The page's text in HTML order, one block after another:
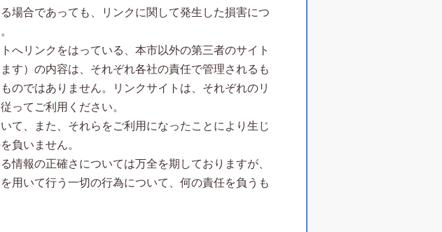
場合であっても、リンクに関して発生した損害につ
へリンクをはっている、本市以外の第三者のサイト
す）の内容は、それぞれ各社の責任で管理されるも
のではありません。リンクサイトは、それぞれのリ
ってご利用ください。
て、また、それらをご利用になったことにより生じ
負いません。
情報の正確さについては万全を期しておりますが、
用いて行う一切の行為について、何の責任を負うも